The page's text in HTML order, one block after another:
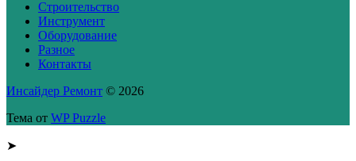
Строительство
Инструмент
Оборудование
Разное
Контакты
Инсайдер Ремонт © 2026
Тема от WP Puzzle
➤